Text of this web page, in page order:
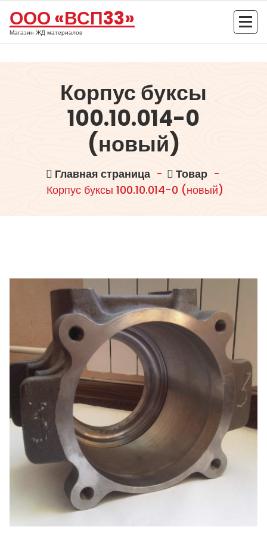
содержимому
ООО «ВСП33»
Магазин ЖД материалов
Корпус буксы
100.10.014-0
(новый)
Главная страница- Товар-
Корпус буксы 100.10.014-0 (новый)